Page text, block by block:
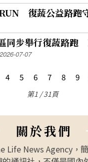
復蔬公益路跑
同步舉行復蔬路跑
2026-07-07
4 5 6 7 8 9
第1 / 31頁
關於我們
Life News Agency，